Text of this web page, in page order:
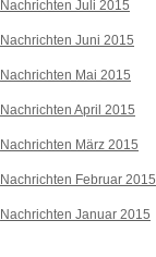
Nachrichten Juli 2015
Nachrichten Juni 2015
Nachrichten Mai 2015
Nachrichten April 2015
Nachrichten März 2015
Nachrichten Februar 2015
Nachrichten Januar 2015